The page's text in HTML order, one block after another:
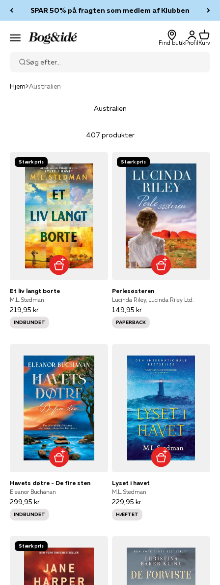
SPAR 50% på fragten som medlem af Klubben
Menu Bog & idé
Find butik
Log ind
Profil
Kurv
Kurv
Søg efter...
Hjem Australien
Australien
407 produkter
Stærk pris
Et liv langt borte
M.L. Stedman
219,95 kr
INDBUNDET
Stærk pris
Perlesøsteren
Lucinda Riley, Lucinda Riley Ltd.
149,95 kr
PAPERBACK
Havets døtre - De fire sten
Eleanor Buchanan
299,95 kr
INDBUNDET
Lyset i havet
M.L. Stedman
229,95 kr
HÆFTET
Stærk pris